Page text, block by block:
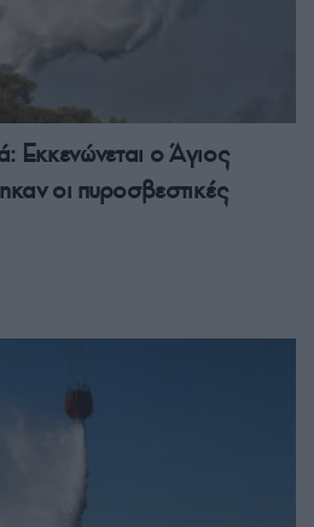
Εκκενώνεται ο Άγιος
οι πυροσβεστικές